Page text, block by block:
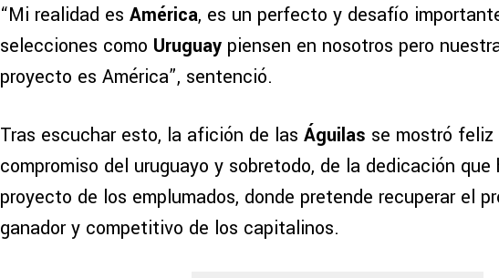
“Mi realidad es América, es un perfecto y desafío
selecciones como Uruguay piensen en nosotros pero
proyecto es América”, sentenció.
Tras escuchar esto, la afición de las Águilas se mostró
compromiso del uruguayo y sobretodo, de la dedicación
proyecto de los emplumados, donde pretende recuperar el
ganador y competitivo de los capitalinos.